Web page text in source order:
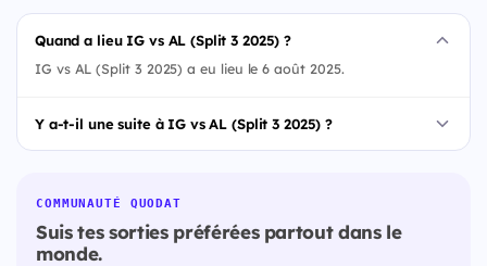
Quand a lieu IG vs AL (Split 3 2025) ?
IG vs AL (Split 3 2025) a eu lieu le 6 août 2025.
Y a-t-il une suite à IG vs AL (Split 3 2025) ?
COMMUNAUTÉ QUODAT
Suis tes sorties préférées partout dans le
monde.